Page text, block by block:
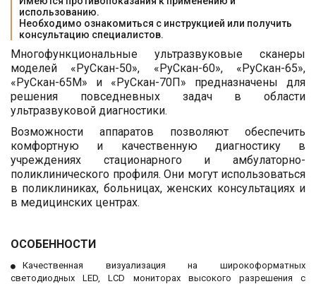
использованию.
Необходимо ознакомиться с инструкцией или получить
консультацию специалистов.
Многофункциональные ультразвуковые сканеры
моделей «РуСкан-50», «РуСкан-60», «РуСкан-65»,
«РуСкан-65М» и «РуСкан-70П» предназначены для
решения повседневных задач в области
ультразвуковой диагностики.
Возможности аппаратов позволяют обеспечить
комфортную и качественную диагностику в
учреждениях стационарного и амбулаторно-
поликлинического профиля. Они могут использоваться
в поликлиниках, больницах, женских консультациях и
в медицинских центрах.
ОСОБЕННОСТИ
Качественная визуализация на широкоформатных
светодиодных LED, LCD мониторах высокого разрешения с